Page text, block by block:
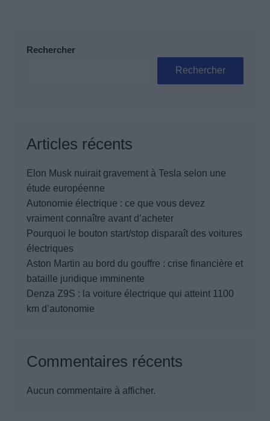
Rechercher
Rechercher
Articles récents
Elon Musk nuirait gravement à Tesla selon une
étude européenne
Autonomie électrique : ce que vous devez
vraiment connaître avant d’acheter
Pourquoi le bouton start/stop disparaît des voitures
électriques
Aston Martin au bord du gouffre : crise financière et
bataille juridique imminente
Denza Z9S : la voiture électrique qui atteint 1100
km d’autonomie
Commentaires récents
Aucun commentaire à afficher.